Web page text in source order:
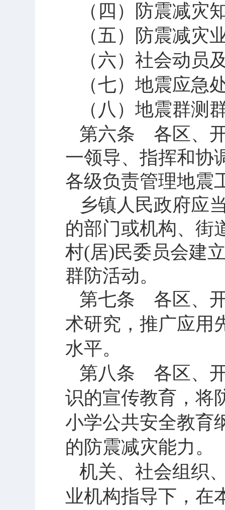
（四）防震减灾
（五）防震减灾
（六）社会动员
（七）地震应急
（八）地震群测
第六条 各区、
一领导、指挥和协
各级负责管理地震
乡镇人民政府应
的部门或机构、街
村(居)民委员会建
群防活动。
第七条 各区、
术研究，推广应用
水平。
第八条 各区、
识的宣传教育，将
小学公共安全教育
的防震减灾能力。
机关、社会组织
业机构指导下，在